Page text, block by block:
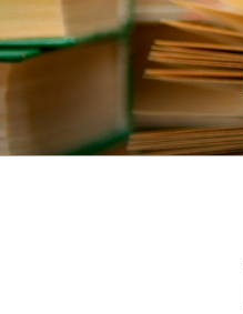
Перейти
до
вмісту